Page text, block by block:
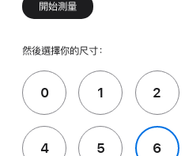
開始測量
然後選擇你的尺寸：
0 1 2
4 5 6